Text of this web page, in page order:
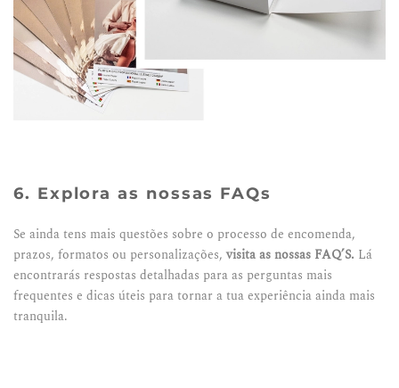
6. Explora as nossas FAQs
Se ainda tens mais questões sobre o processo de encomenda,
prazos, formatos ou personalizações, visita as nossas FAQ’S. Lá
encontrarás respostas detalhadas para as perguntas mais
frequentes e dicas úteis para tornar a tua experiência ainda mais
tranquila.